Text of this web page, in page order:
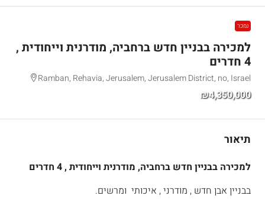
נמכר
למכירה בבניין חדש ברחביה, מודרנית וייחודית ,
4 חדרים
Ramban, Rehavia, Jerusalem, Jerusalem District, no, Israel
₪4,350,000
תיאור
למכירה בבניין חדש ברחביה, מודרנית וייחודית , 4 חדרים
בבניין אבן חדש , מודרני , איכותי ומרשים.